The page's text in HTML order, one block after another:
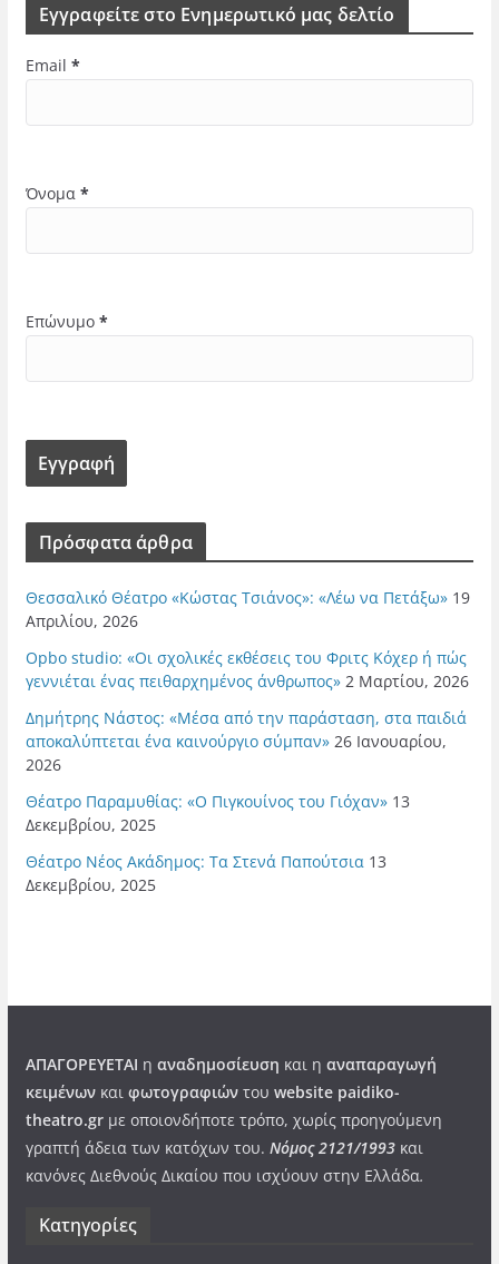
Εγγραφείτε στο Ενημερωτικό μας δελτίο
Email *
Όνομα *
Επώνυμο *
Πρόσφατα άρθρα
Θεσσαλικό Θέατρο «Κώστας Τσιάνος»: «Λέω να Πετάξω» 19
Απριλίου, 2026
Opbo studio: «Οι σχολικές εκθέσεις του Φριτς Κόχερ ή πώς
γεννιέται ένας πειθαρχημένος άνθρωπος» 2 Μαρτίου, 2026
Δημήτρης Νάστος: «Μέσα από την παράσταση, στα παιδιά
αποκαλύπτεται ένα καινούργιο σύμπαν» 26 Ιανουαρίου,
2026
Θέατρο Παραμυθίας: «Ο Πιγκουίνος του Γιόχαν» 13
Δεκεμβρίου, 2025
Θέατρο Νέος Ακάδημος: Τα Στενά Παπούτσια 13
Δεκεμβρίου, 2025
ΑΠΑΓΟΡΕΥΕΤΑΙ η αναδημοσίευση και η αναπαραγωγή
κειμένωνκαι φωτογραφιώντου website paidiko-
theatro.grμε οποιονδήποτε τρόπο, χωρίς προηγούμενη
γραπτή άδεια των κατόχων του. Νόμος 2121/1993και
κανόνες Διεθνούς Δικαίου που ισχύουν στην Ελλάδα.
Kατηγορίες